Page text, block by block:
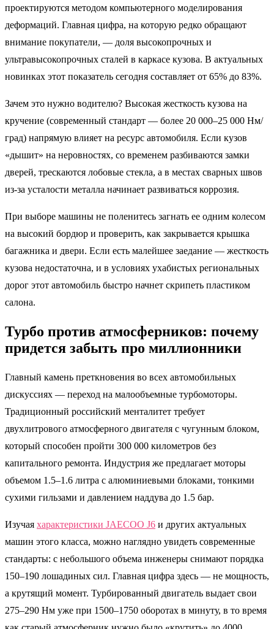
проектируются методом компьютерного моделирования
деформаций. Главная цифра, на которую редко обращают
внимание покупатели, — доля высокопрочных и
ультравысокопрочных сталей в каркасе кузова. В актуальных
новинках этот показатель сегодня составляет от 65% до 83%.
Зачем это нужно водителю? Высокая жесткость кузова на
кручение (современный стандарт — более 20 000–25 000 Нм/
град) напрямую влияет на ресурс автомобиля. Если кузов
«дышит» на неровностях, со временем разбиваются замки
дверей, трескаются лобовые стекла, а в местах сварных швов
из-за усталости металла начинает развиваться коррозия.
При выборе машины не поленитесь загнать ее одним колесом
на высокий бордюр и проверить, как закрывается крышка
багажника и двери. Если есть малейшее заедание — жесткость
кузова недостаточна, и в условиях ухабистых региональных
дорог этот автомобиль быстро начнет скрипеть пластиком
салона.
Турбо против атмосферников: почему
придется забыть про миллионники
Главный камень преткновения во всех автомобильных
дискуссиях — переход на малообъемные турбомоторы.
Традиционный российский менталитет требует
двухлитрового атмосферного двигателя с чугунным блоком,
который способен пройти 300 000 километров без
капитального ремонта. Индустрия же предлагает моторы
объемом 1.5–1.6 литра с алюминиевыми блоками, тонкими
сухими гильзами и давлением наддува до 1.5 бар.
Изучая характеристики JAECOO J6 и других актуальных
машин этого класса, можно наглядно увидеть современные
стандарты: с небольшого объема инженеры снимают порядка
150–190 лошадиных сил. Главная цифра здесь — не мощность,
а крутящий момент. Турбированный двигатель выдает свои
275–290 Нм уже при 1500–1750 оборотах в минуту, в то время